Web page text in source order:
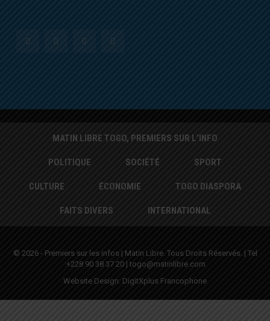
MATIN LIBRE TOGO, PREMIERS SUR L’INFO
POLITIQUE SOCIÉTÉ SPORT
CULTURE ÉCONOMIE TOGO DIASPORA
FAITS DIVERS INTERNATIONAL
© 2026 - Premiers sur les infos | Matin Libre. Tous Droits Réservés. | Tel
:+228 90 38 37 20 | togo@matinlibre.com
Website Design: DigitXplus Francophone